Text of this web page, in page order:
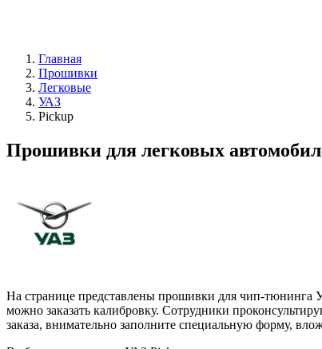
Главная
Прошивки
Легковые
УАЗ
Pickup
Прошивки для легковых
На странице представлены прошивки для чип-тюнинга
можно заказать калибровку. Сотрудники
заказа, внимательно заполните специальную форму,